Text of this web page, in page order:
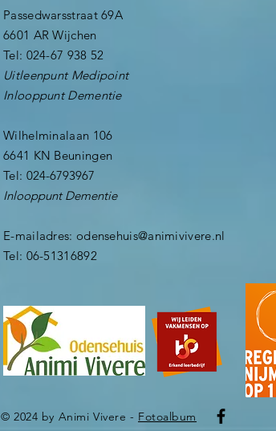
Passedwarsstraat 69A
6601 AR Wijchen
Tel: 024-67 938 52
Uitleenpunt Medipoint
Inlooppunt Dementie
Wilhelminalaan 106
6641 KN Beuningen
Tel: 024-6793967
Inlooppunt Dementie
E-mailadres: odensehuis@animivivere.nl
Tel: 06-51316892
© 2024 by Animi Vivere - Fotoalbum